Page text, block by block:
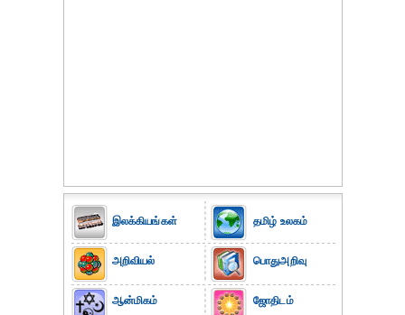
இலக்கியங்கள்
அறிவியல்
ஆன்மிகம்
தமிழ் உலகம்
பொதுஅறிவு
ஜோதிடம்